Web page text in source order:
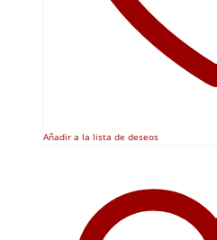
Añadir a la lista de deseos